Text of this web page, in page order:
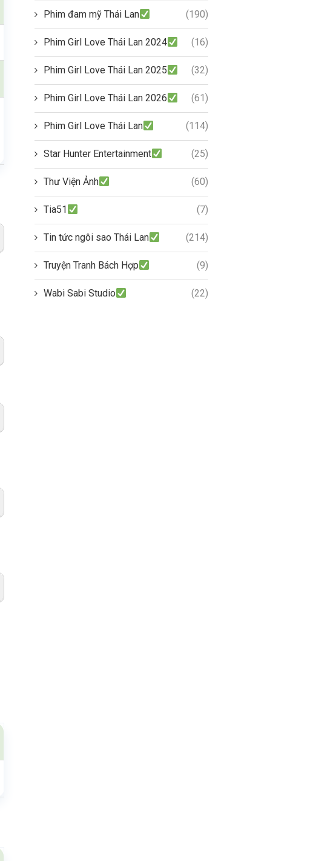
Phim đam mỹ Thái Lan (190)
Phim Girl Love Thái Lan 2024 (16)
Phim Girl Love Thái Lan 2025 (32)
Phim Girl Love Thái Lan 2026 (61)
Phim Girl Love Thái Lan (114)
Star Hunter Entertainment (25)
Thư Viện Ảnh (60)
Tia51 (7)
Tin tức ngôi sao Thái Lan (214)
Truyện Tranh Bách Hợp (9)
Wabi Sabi Studio (22)